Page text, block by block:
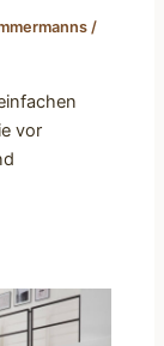
/
vor